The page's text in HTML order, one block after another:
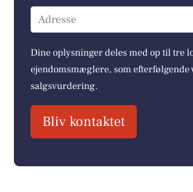
Adresse
Dine oplysninger deles med op til tre
ejendomsmæglere, som efterfølgende
salgsvurdering.
Bliv kontaktet